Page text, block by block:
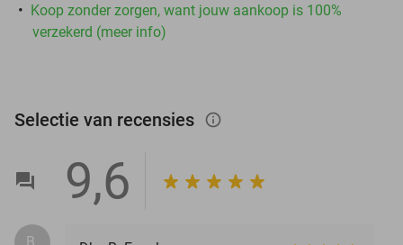
Koop zonder zorgen, want jouw aankoop is 100%
verzekerd (meer info)
Selectie van recensies info_outlined
9,6